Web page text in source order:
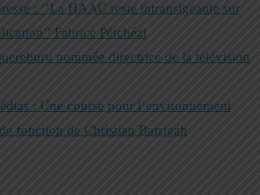
: ‘’La HAAC reste intransigeante sur
Fabrice Pétchézi
nommée directrice de la télévision
: Une course pour l’environnement
fonction de Christian Barrigah